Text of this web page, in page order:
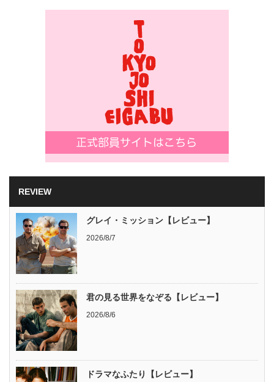
REVIEW
グレイ・ミッション【レビュー】
2026/8/7
君の見る世界をなぞる【レビュー】
2026/8/6
ドラマなふたり【レビュー】